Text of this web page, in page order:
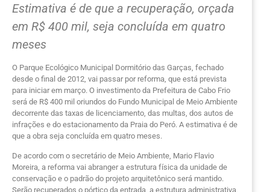
Estimativa é de que a recuperação, orçada
em R$ 400 mil, seja concluída em quatro
meses
O Parque Ecológico Municipal Dormitório das Garças, fechado
desde o final de 2012, vai passar por reforma, que está prevista
para iniciar em março. O investimento da Prefeitura de Cabo Frio
será de R$ 400 mil oriundos do Fundo Municipal de Meio Ambiente
decorrente das taxas de licenciamento, das multas, dos autos de
infrações e do estacionamento da Praia do Peró. A estimativa é de
que a obra seja concluída em quatro meses.
De acordo com o secretário de Meio Ambiente, Mario Flavio
Moreira, a reforma vai abranger a estrutura física da unidade de
conservação e o padrão do projeto arquitetônico será mantido.
Serão recuperados o pórtico da entrada, a estrutura administrativa,